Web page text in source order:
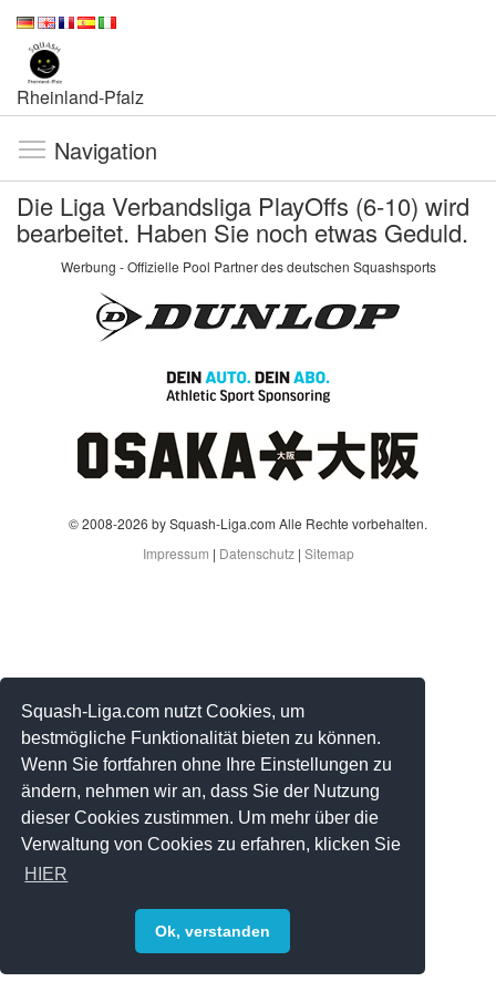
Squash-Liga.com nutzt Cookies, um
bestmögliche Funktionalität bieten zu können.
Wenn Sie fortfahren ohne Ihre Einstellungen zu
ändern, nehmen wir an, dass Sie der Nutzung
dieser Cookies zustimmen. Um mehr über die
Verwaltung von Cookies zu erfahren, klicken Sie
HIER
Ok, verstanden
Rheinland-Pfalz
Navigation
Die Liga Verbandsliga PlayOffs (6-10) wird
bearbeitet. Haben Sie noch etwas Geduld.
Werbung - Offizielle Pool Partner des deutschen Squashsports
© 2008-2026 by Squash-Liga.com Alle Rechte vorbehalten.
Impressum | Datenschutz| Sitemap